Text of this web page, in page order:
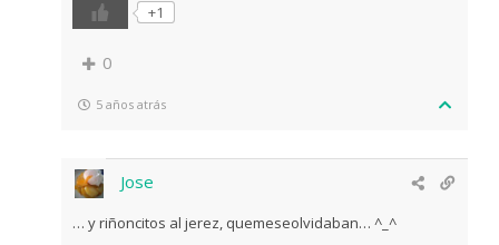
+1
0
5 años atrás
Jose
… y riñoncitos al jerez, quemeseolvidaban… ^_^